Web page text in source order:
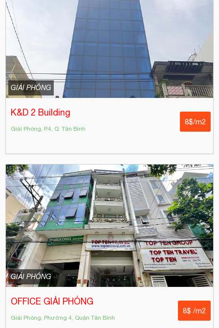
GIẢI PHÓNG
K&D 2 Building
Giải Phóng, P.4, Q. Tân Bình
8$/m2
GIẢI PHÓNG
OFFICE GIẢI PHÓNG
Giải Phóng, Phường 4, Quận Tân Bình
8$ /m2